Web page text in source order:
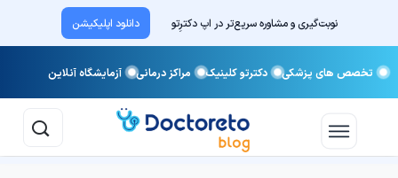
نوبت‌گیری و مشاوره سریع‌تر در اپ دکترِتو دانلود اپلیکیشن
تخصص های پزشکی دکترتو کلینیک مراکز درمانی آزمایشگاه آنلاین